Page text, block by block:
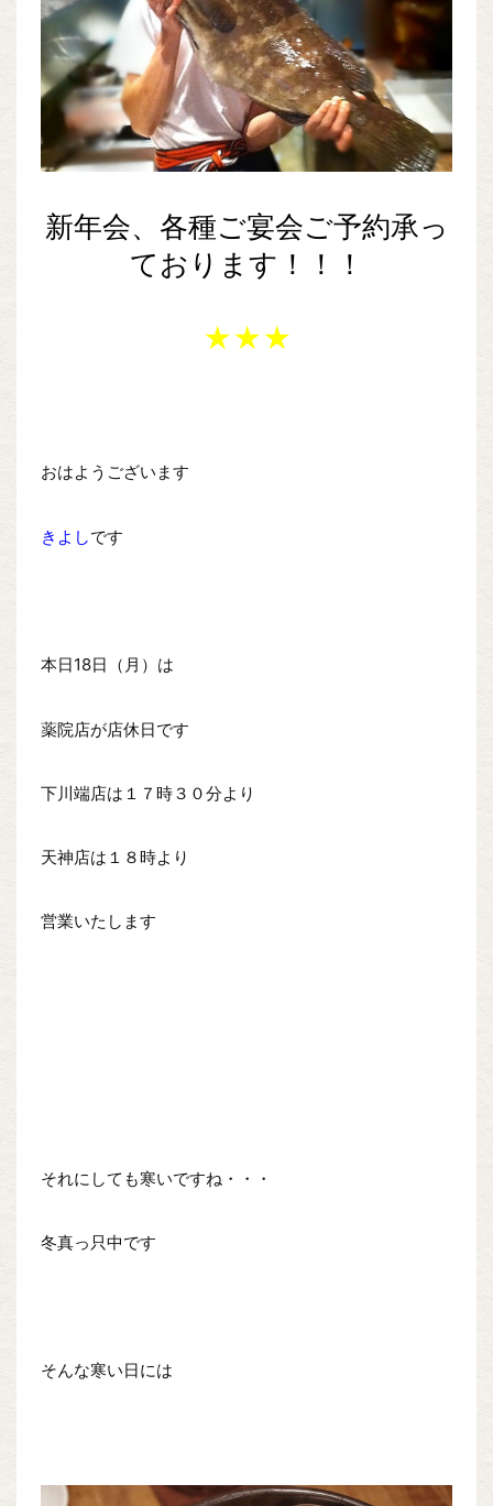
新年会、各種ご宴会ご予約承っ
ております！！！
★★★
おはようございます
きよしです
本日18日（月）は
薬院店が店休日です
下川端店は１７時３０分より
天神店は１８時より
営業いたします
それにしても寒いですね・・・
冬真っ只中です
そんな寒い日には